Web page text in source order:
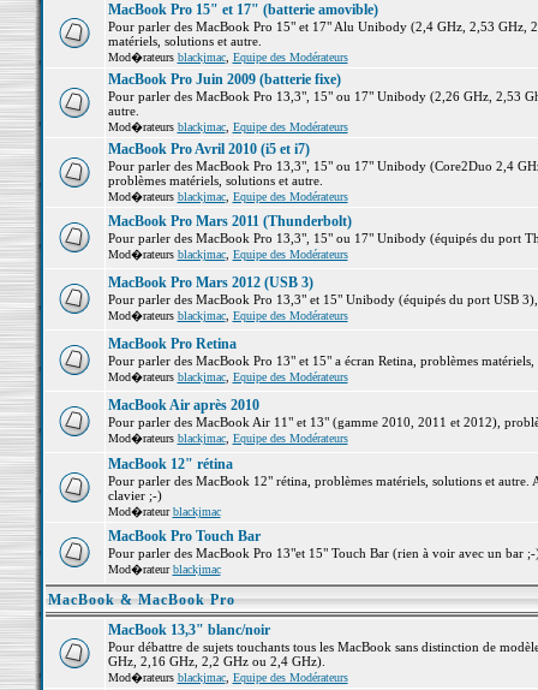
MacBook Pro 15" et 17" (batterie amovible)
Pour parler des MacBook Pro 15" et 17" Alu Unibody (2,4 GHz, 2,53 GHz,
matériels, solutions et autre.
Mod�rateurs blackjmac, Equipe des Modérateurs
MacBook Pro Juin 2009 (batterie fixe)
Pour parler des MacBook Pro 13,3", 15" ou 17" Unibody (2,26 GHz, 2,53
autre.
Mod�rateurs blackjmac, Equipe des Modérateurs
MacBook Pro Avril 2010 (i5 et i7)
Pour parler des MacBook Pro 13,3", 15" ou 17" Unibody (Core2Duo 2,4
problèmes matériels, solutions et autre.
Mod�rateurs blackjmac, Equipe des Modérateurs
MacBook Pro Mars 2011 (Thunderbolt)
Pour parler des MacBook Pro 13,3", 15" ou 17" Unibody (équipés du port
Mod�rateurs blackjmac, Equipe des Modérateurs
MacBook Pro Mars 2012 (USB 3)
Pour parler des MacBook Pro 13,3" et 15" Unibody (équipés du port USB
Mod�rateurs blackjmac, Equipe des Modérateurs
MacBook Pro Retina
Pour parler des MacBook Pro 13" et 15" a écran Retina, problèmes matériels,
Mod�rateurs blackjmac, Equipe des Modérateurs
MacBook Air après 2010
Pour parler des MacBook Air 11" et 13" (gamme 2010, 2011 et 2012),
Mod�rateurs blackjmac, Equipe des Modérateurs
MacBook 12" rétina
Pour parler des MacBook 12" rétina, problèmes matériels, solutions et
clavier ;-)
Mod�rateurblackjmac
MacBook Pro Touch Bar
Pour parler des MacBook Pro 13"et 15" Touch Bar (rien à voir avec un bar
Mod�rateurblackjmac
MacBook & MacBook Pro
MacBook 13,3" blanc/noir
Pour débattre de sujets touchants tous les MacBook sans distinction de
GHz, 2,16 GHz, 2,2 GHz ou 2,4 GHz).
Mod�rateurs blackjmac, Equipe des Modérateurs